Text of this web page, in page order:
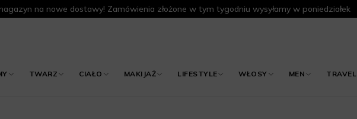
na nowe dostawy! Zamówienia złożone w tym tygodniu wysyłamy w poniedziałek
TWARZ CIAŁO MAKIJAŻ LIFESTYLE WŁOSY MEN TRAVEL